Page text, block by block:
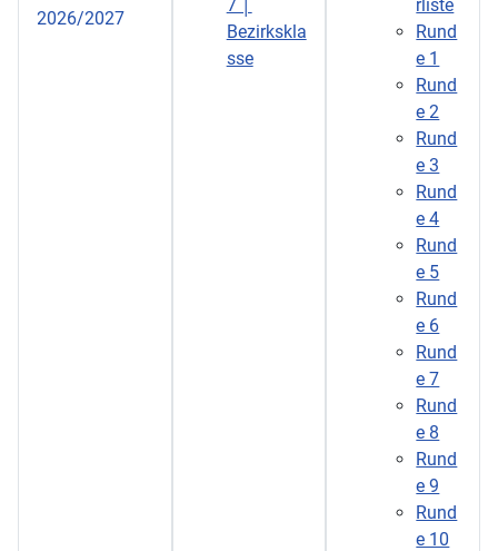
2026/2027
7 │
Bezirkskla
sse
rliste
Rund
e 1
Rund
e 2
Rund
e 3
Rund
e 4
Rund
e 5
Rund
e 6
Rund
e 7
Rund
e 8
Rund
e 9
Rund
e 10